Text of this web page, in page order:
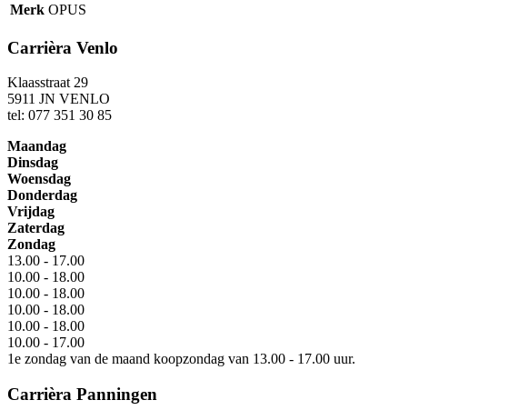
Merk OPUS
Carrièra Venlo
Klaasstraat 29
5911 JN VENLO
tel: 077 351 30 85
Maandag
Dinsdag
Woensdag
Donderdag
Vrijdag
Zaterdag
Zondag
13.00 - 17.00
10.00 - 18.00
10.00 - 18.00
10.00 - 18.00
10.00 - 18.00
10.00 - 17.00
1e zondag van de maand koopzondag van 13.00 - 17.00 uur.
Carrièra Panningen